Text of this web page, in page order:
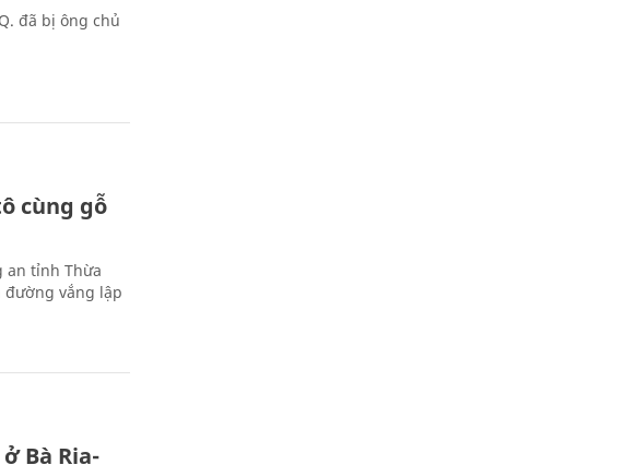
đã bị ông chủ
cùng gỗ
an tỉnh Thừa
đường vắng lập
Bà Rịa-